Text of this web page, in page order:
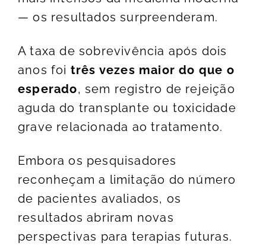
— os resultados surpreenderam.
A taxa de sobrevivência após dois
anos foi três vezes maior do que o
esperado, sem registro de rejeição
aguda do transplante ou toxicidade
grave relacionada ao tratamento.
Embora os pesquisadores
reconheçam a limitação do número
de pacientes avaliados, os
resultados abriram novas
perspectivas para terapias futuras.